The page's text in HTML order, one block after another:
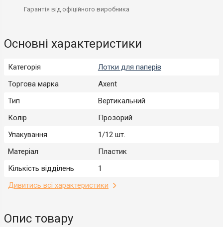
Гарантія від офіційного виробника
Основні характеристики
Категорія
Лотки для паперів
Торгова марка
Axent
Тип
Вертикальний
Колір
Прозорий
Упакування
1/12 шт.
Матеріал
Пластик
Кількість відділень
1
Дивитись всі характеристики
Опис товару